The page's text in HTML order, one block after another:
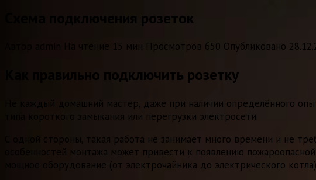
Схема подключения розеток
На чтение 15 мин Просмотров 650 Опубликовано
Как правильно подключить розетку
Не каждый домашний мастер, даже при наличии определённого
типа короткого замыкания или перегрузки электросети.
С одной стороны, такая работа не занимает много времени и не
особенностей монтажа может привести к появлению
мощное оборудование (от электрочайника до электрического